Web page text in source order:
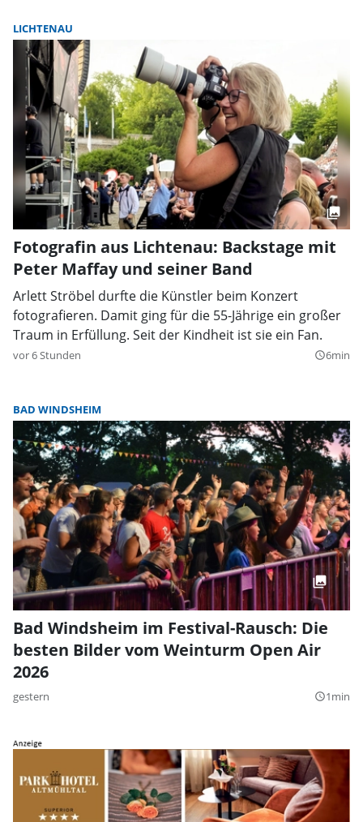
LICHTENAU
Fotografin aus Lichtenau: Backstage mit
Peter Maffay und seiner Band
Arlett Ströbel durfte die Künstler beim Konzert
fotografieren. Damit ging für die 55-Jährige ein großer
Traum in Erfüllung. Seit der Kindheit ist sie ein Fan.
vor 6 Stunden query_builder6min
BAD WINDSHEIM
Bad Windsheim im Festival-Rausch: Die
besten Bilder vom Weinturm Open Air
2026
gestern query_builder1min